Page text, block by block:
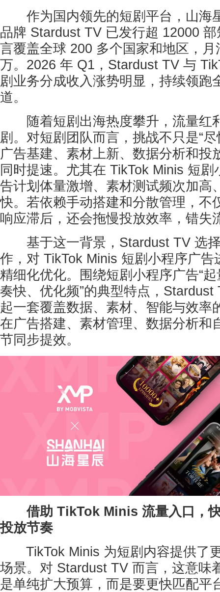
作为国内领先的短剧平台，山海
品牌 Stardust TV 已发行超 12000
言覆盖全球 200 多个国家和地区，
万。2026 年 Q1，Stardust TV 与
剧业务分成收入涨势明显，持续领跑
道。
随着短剧出海热度攀升，流量红
剧。对短剧团队而言，挑战不只是“
广告基建、素材上新、数据分析和投
同时提速。尤其在 TikTok Minis 短剧
告计划体量激增、素材测试频次加高
快。若依赖手动搭建和分散管理，不
响应滞后，还会拖慢投放效率，错失
基于这一背景，Stardust TV 选择
作，对 TikTok Minis 短剧小程序广告
精细化优化。围绕短剧小程序广告“
奏快、优化频”的典型特点，
起一套覆盖数据、素材、智能与效率
在广告搭建、素材管理、数据分析和
节同步提效。
借助 TikTok Minis 流量入口，
投放节奏
TikTok Minis 为短剧内容提供了
场景。对 Stardust TV 而言，这意味
是单纯扩大预算，而是要更快匹配平